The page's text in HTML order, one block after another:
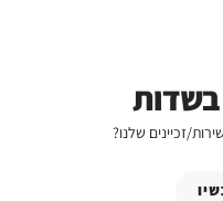
בשדות
זכיינים שלנו?